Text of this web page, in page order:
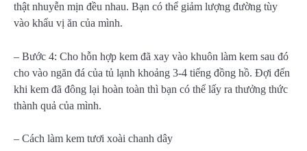
thật nhuyễn mịn đều nhau. Bạn có thể giảm lượng đường tùy
vào khẩu vị ăn của mình.
– Bước 4: Cho hỗn hợp kem đã xay vào khuôn làm kem sau đó
cho vào ngăn đá của tủ lạnh khoảng 3-4 tiếng đồng hồ. Đợi đến
khi kem đã đông lại hoàn toàn thì bạn có thể lấy ra thưởng thức
thành quả của mình.
– Cách làm kem tươi xoài chanh dây